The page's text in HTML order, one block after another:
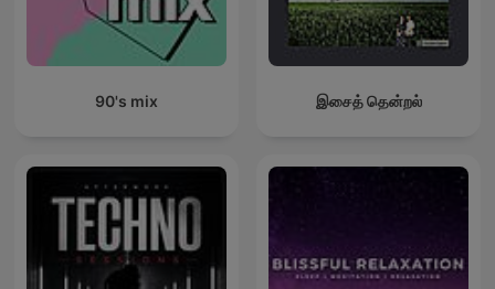
90's mix இசைத் தென்றல்